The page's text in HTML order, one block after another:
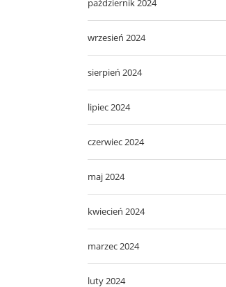
październik 2024
wrzesień 2024
sierpień 2024
lipiec 2024
czerwiec 2024
maj 2024
kwiecień 2024
marzec 2024
luty 2024